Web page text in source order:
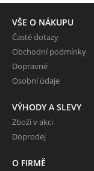
VŠE O NÁKUPU
Časté dotazy
Obchodní podmínky
Dopravné
Osobní údaje
VÝHODY A SLEVY
Zboží v akci
Doprodej
O FIRMĚ